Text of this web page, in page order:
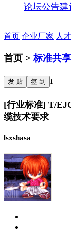
论坛公告建
首页 企业厂家 人
首页 >标准共享
发 贴 签 到 1
[行业标准] T/
缆技术要求
lsxshasa